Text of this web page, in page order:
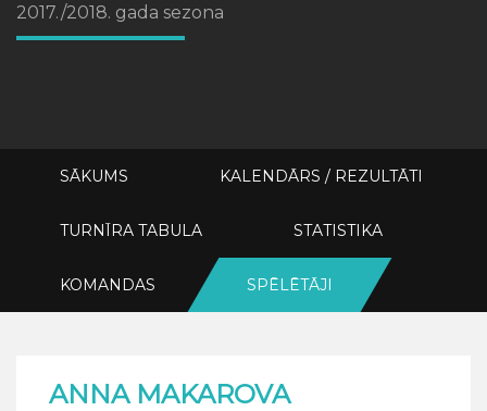
2017./2018. gada sezona
SĀKUMS KALENDĀRS / REZULTĀTI
TURNĪRA TABULA STATISTIKA
KOMANDAS SPĒLĒTĀJI
ANNA MAKAROVA